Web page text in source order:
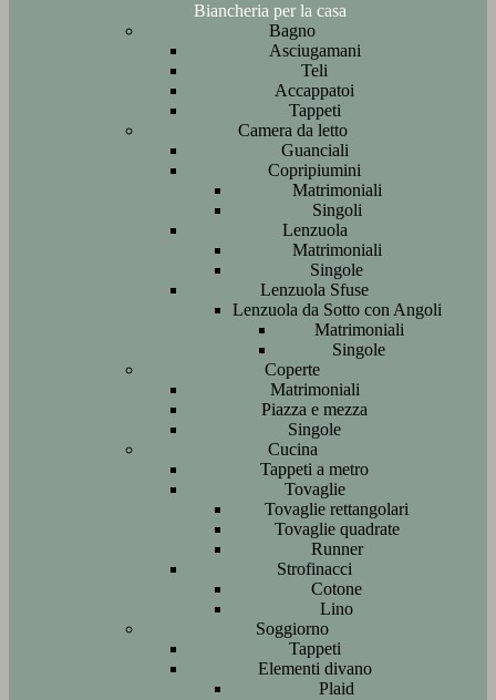
Biancheria per la casa
Bagno
Asciugamani
Teli
Accappatoi
Tappeti
Camera da letto
Guanciali
Copripiumini
Matrimoniali
Singoli
Lenzuola
Matrimoniali
Singole
Lenzuola Sfuse
Lenzuola da Sotto con Angoli
Matrimoniali
Singole
Coperte
Matrimoniali
Piazza e mezza
Singole
Cucina
Tappeti a metro
Tovaglie
Tovaglie rettangolari
Tovaglie quadrate
Runner
Strofinacci
Cotone
Lino
Soggiorno
Tappeti
Elementi divano
Plaid